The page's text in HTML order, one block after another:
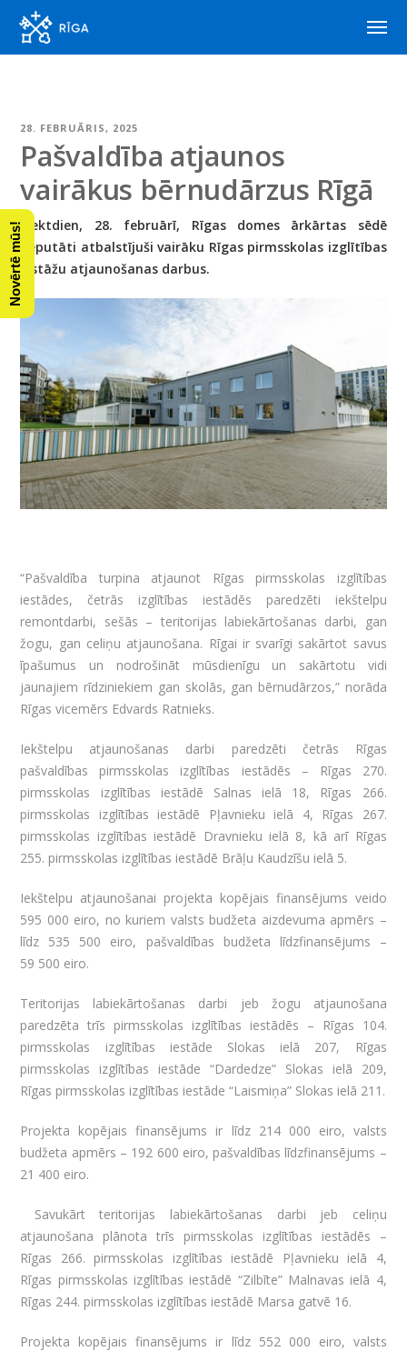
28. FEBRUĀRIS, 2025
Pašvaldība atjaunos
vairākus bērnudārzus Rīgā
Piektdien, 28. februārī, Rīgas domes ārkārtas sēdē
deputāti atbalstījuši vairāku Rīgas pirmsskolas izglītības
iestāžu atjaunošanas darbus.
“Pašvaldība turpina atjaunot Rīgas pirmsskolas izglītības
iestādes, četrās izglītības iestādēs paredzēti iekštelpu
remontdarbi, sešās – teritorijas labiekārtošanas darbi, gan
žogu, gan celiņu atjaunošana. Rīgai ir svarīgi sakārtot savus
īpašumus un nodrošināt mūsdienīgu un sakārtotu vidi
jaunajiem rīdziniekiem gan skolās, gan bērnudārzos,” norāda
Rīgas vicemērs Edvards Ratnieks.
Iekštelpu atjaunošanas darbi paredzēti četrās Rīgas
pašvaldības pirmsskolas izglītības iestādēs – Rīgas 270.
pirmsskolas izglītības iestādē Salnas ielā 18, Rīgas 266.
pirmsskolas izglītības iestādē Pļavnieku ielā 4, Rīgas 267.
pirmsskolas izglītības iestādē Dravnieku ielā 8, kā arī Rīgas
255. pirmsskolas izglītības iestādē Brāļu Kaudzīšu ielā 5.
Iekštelpu atjaunošanai projekta kopējais finansējums veido
595 000 eiro, no kuriem valsts budžeta aizdevuma apmērs –
līdz 535 500 eiro, pašvaldības budžeta līdzfinansējums –
59 500 eiro.
Teritorijas labiekārtošanas darbi jeb žogu atjaunošana
paredzēta trīs pirmsskolas izglītības iestādēs – Rīgas 104.
pirmsskolas izglītības iestāde Slokas ielā 207, Rīgas
pirmsskolas izglītības iestāde “Dardedze” Slokas ielā 209,
Rīgas pirmsskolas izglītības iestāde “Laismiņa” Slokas ielā 211.
Projekta kopējais finansējums ir līdz 214 000 eiro, valsts
budžeta apmērs – 192 600 eiro, pašvaldības līdzfinansējums –
21 400 eiro.
Savukārt teritorijas labiekārtošanas darbi jeb celiņu
atjaunošana plānota trīs pirmsskolas izglītības iestādēs –
Rīgas 266. pirmsskolas izglītības iestādē Pļavnieku ielā 4,
Rīgas pirmsskolas izglītības iestādē “Zilbīte” Malnavas ielā 4,
Rīgas 244. pirmsskolas izglītības iestādē Marsa gatvē 16.
Projekta kopējais finansējums ir līdz 552 000 eiro, valsts
Novērtē mūs!